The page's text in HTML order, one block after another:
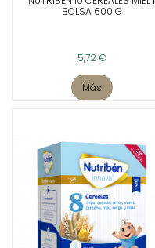
BOLSA 600 G
5,72 €
Más